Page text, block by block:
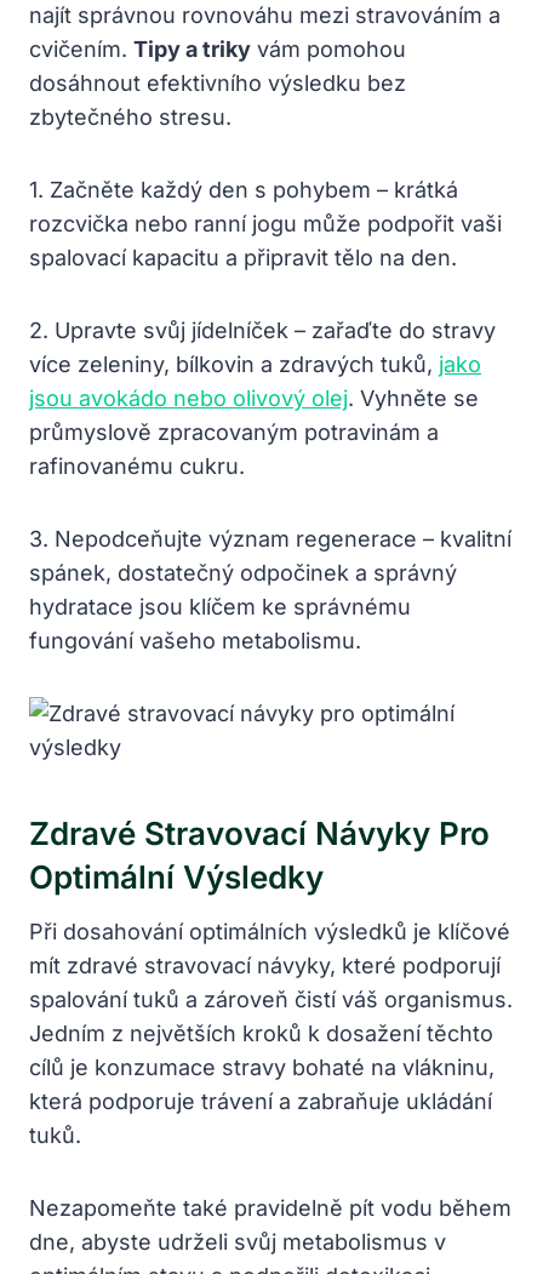
najít správnou rovnováhu mezi stravováním a
cvičením. Tipy a triky vám pomohou
dosáhnout efektivního výsledku bez
zbytečného stresu.
1. Začněte každý den s pohybem – krátká
rozcvička nebo ranní jogu může podpořit vaši
spalovací kapacitu a připravit tělo na den.
2. Upravte svůj jídelníček – zařaďte do stravy
více zeleniny, bílkovin a zdravých tuků, jako
jsou avokádo nebo olivový olej. Vyhněte se
průmyslově zpracovaným potravinám a
rafinovanému cukru.
3. Nepodceňujte význam regenerace – kvalitní
spánek, dostatečný odpočinek a správný
hydratace jsou klíčem ke správnému
fungování vašeho metabolismu.
Zdravé Stravovací Návyky Pro
Optimální Výsledky
Při dosahování optimálních výsledků je klíčové
mít zdravé stravovací návyky, které podporují
spalování tuků a zároveň čistí váš organismus.
Jedním z největších kroků k dosažení těchto
cílů je konzumace stravy bohaté na vlákninu,
která podporuje trávení a zabraňuje ukládání
tuků.
Nezapomeňte také pravidelně pít vodu během
dne, abyste udrželi svůj metabolismus v